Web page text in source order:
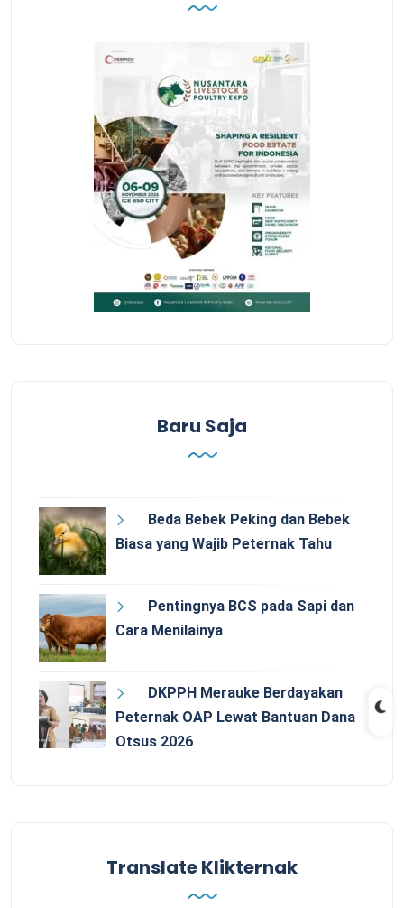
Baru Saja
Beda Bebek Peking dan Bebek
Biasa yang Wajib Peternak Tahu
Pentingnya BCS pada Sapi dan
Cara Menilainya
DKPPH Merauke Berdayakan
Peternak OAP Lewat Bantuan Dana
Otsus 2026
Translate Klikternak